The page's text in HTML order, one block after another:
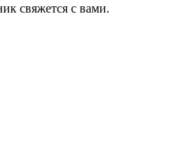
свяжется с вами.